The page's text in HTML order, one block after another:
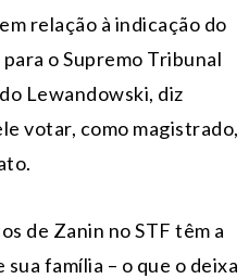
relação à indicação do
o Supremo Tribunal
Lewandowski, diz
votar, como magistrado,
de Zanin no STF têm a
família – o que o deixa